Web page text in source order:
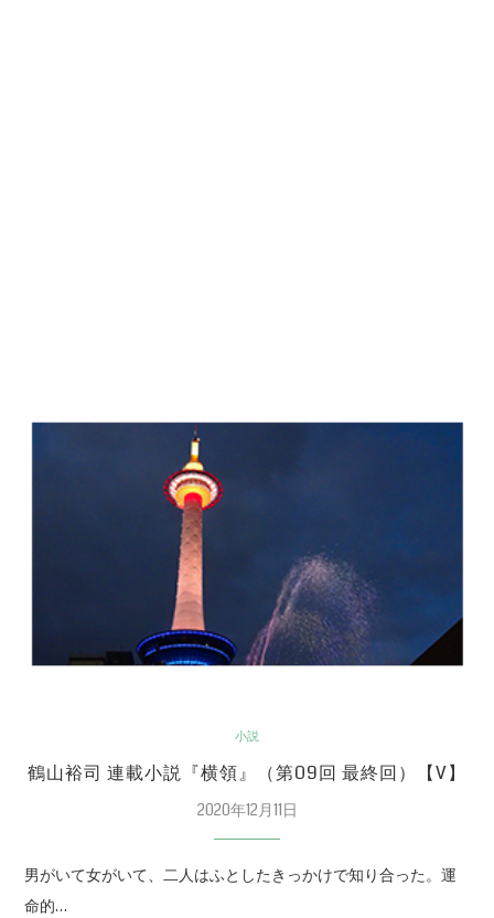
小説
鶴山裕司 連載小説『横領』（第09回 最終回）【V】
2020年12月11日
男がいて女がいて、二人はふとしたきっかけで知り合った。運
命的…